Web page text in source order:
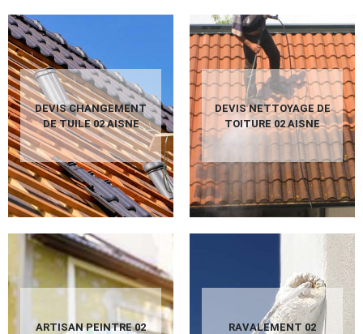
DEVIS CHANGEMENT
DE TUILE 02 AISNE
DEVIS NETTOYAGE DE
TOITURE 02 AISNE
ARTISAN PEINTRE 02
RAVALEMENT 02